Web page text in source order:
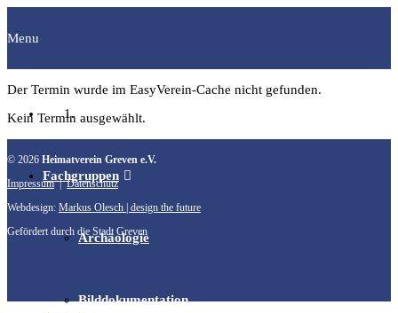
Menu
Startseite
Fachgruppen
Archäologie
Bilddokumentation
Der Termin wurde im EasyVerein-Cache nicht gefunden.
Kein Termin ausgewählt.
© 2026 Heimatverein Greven e.V.
Impressum|Datenschutz
Webdesign: Markus Olesch | design the future
Gefördert durch die Stadt Greven